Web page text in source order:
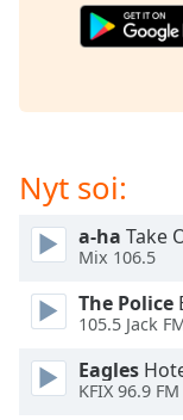
cancel
the
window.
Color
Opacity
Nyt soi:
a-ha Take
Mix 106.5
The Police
105.5 Jack
Eagles
KFIX 96.9 FM